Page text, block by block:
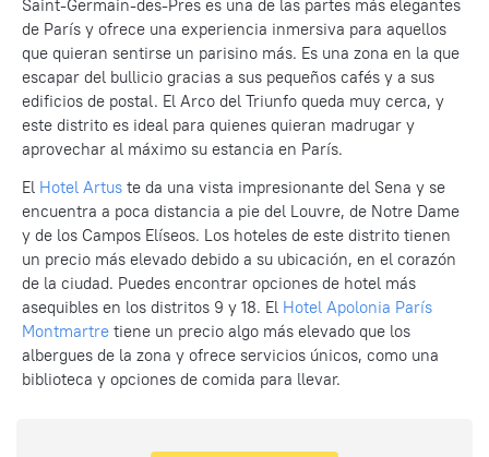
Saint-Germain-des-Pres es una de las partes más elegantes
de París y ofrece una experiencia inmersiva para aquellos
que quieran sentirse un parisino más. Es una zona en la que
escapar del bullicio gracias a sus pequeños cafés y a sus
edificios de postal. El Arco del Triunfo queda muy cerca, y
este distrito es ideal para quienes quieran madrugar y
aprovechar al máximo su estancia en París.
El Hotel Artus te da una vista impresionante del Sena y se
encuentra a poca distancia a pie del Louvre, de Notre Dame
y de los Campos Elíseos. Los hoteles de este distrito tienen
un precio más elevado debido a su ubicación, en el corazón
de la ciudad. Puedes encontrar opciones de hotel más
asequibles en los distritos 9 y 18. El Hotel Apolonia París
Montmartre tiene un precio algo más elevado que los
albergues de la zona y ofrece servicios únicos, como una
biblioteca y opciones de comida para llevar.